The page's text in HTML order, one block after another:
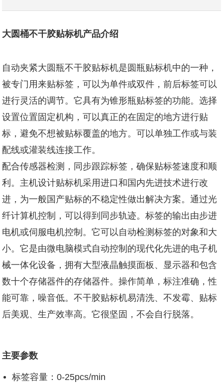
大圆桶不干胶贴标机产品介绍
自动夹紧大圆瓶不干胶贴标机是圆瓶贴标机中的一种，
被专门用来贴标签，可以为单件或双件，前后标签可以
进行灵活的调节。它具有为锥形瓶贴标签的功能。选择
设置位置固定机构，可以真正的在固定的地方进行贴
标，避免不想被贴标覆盖的地方。可以单独工作或与装
配线或灌装线连接工作。
配合传感器检测，同步跟踪标签，确保贴标签速度和顺
利。主机设计贴标机采用进口和国内先进技术进行改
进，为一般国产贴标的不稳定性做出解决方案。通过光
纤计算机控制，可以得到同步轨迹。标签的输出由步进
电机或伺服电机控制。它可以自动检测标签的对象和大
小。它是由微电脑模式自动控制的现代化先进的电子机
械一体化设备，拥有大型液晶触摸面板、显示器和包含
数十个存储器件的存储器件。操作简单，标注准确，性
能可靠，噪音低。不干胶贴标机易清洗、不发霉、贴标
后美观、生产效率高。它很坚固，不会自行脱落。
主要参数
标签容量：0-25pcs/min